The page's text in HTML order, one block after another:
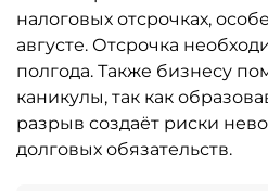
налоговых отсрочках,
августе. Отсрочка
полгода. Также бизнесу
каникулы, так как
разрыв создаёт риски
долговых обязательств.